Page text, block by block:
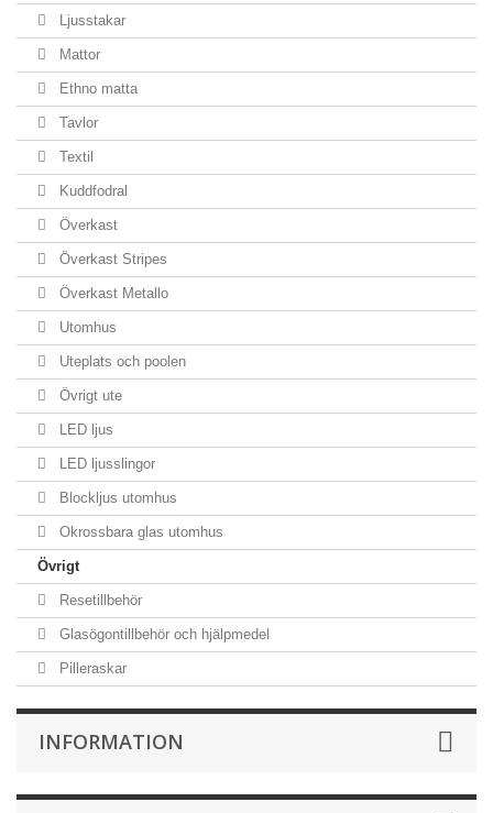
Ljusstakar
Mattor
Ethno matta
Tavlor
Textil
Kuddfodral
Överkast
Överkast Stripes
Överkast Metallo
Utomhus
Uteplats och poolen
Övrigt ute
LED ljus
LED ljusslingor
Blockljus utomhus
Okrossbara glas utomhus
Övrigt
Resetillbehör
Glasögontillbehör och hjälpmedel
Pilleraskar
INFORMATION